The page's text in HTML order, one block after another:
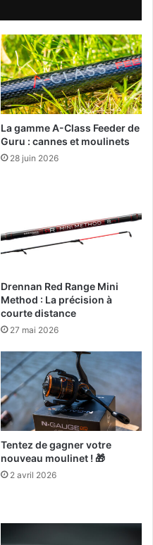
La gamme A-Class Feeder de
Guru : cannes et moulinets
28 juin 2026
Drennan Red Range Mini
Method : La précision à
courte distance
27 mai 2026
Tentez de gagner votre
nouveau moulinet ! 🎁
2 avril 2026